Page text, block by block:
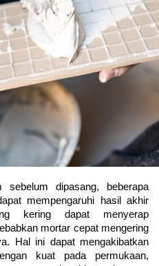
dipasang, beberapa
mempengaruhi hasil akhir
kering dapat menyerap
mortar cepat mengering
Hal ini dapat mengakibatkan
kuat pada permukaan,